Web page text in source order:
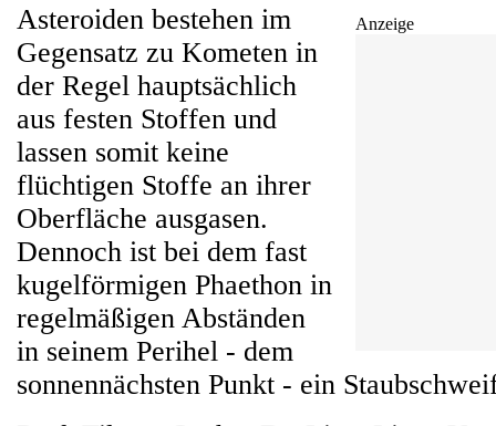
Anzeige
Asteroiden bestehen im
Gegensatz zu Kometen in
der Regel hauptsächlich
aus festen Stoffen und
lassen somit keine
flüchtigen Stoffe an ihrer
Oberfläche ausgasen.
Dennoch ist bei dem fast
kugelförmigen Phaethon in
regelmäßigen Abständen
in seinem Perihel - dem
sonnennächsten Punkt - ein